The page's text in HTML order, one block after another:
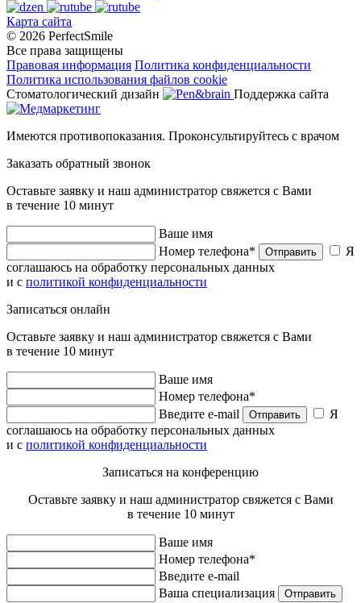
Карта сайта
© 2026 PerfectSmile
Все права защищены
Правовая информация Политика конфиденциальности
Политика использования файлов cookie
Стоматологический дизайн
Поддержка сайта
Имеются противопоказания. Проконсультируйтесь с врачом
Заказать обратный звонок
Оставьте заявку и наш администратор свяжется с Вами
в течение 10 минут
Ваше имя
Номер телефона*
Отправить
Я
соглашаюсь на обработку персональных данных
и с политикой конфиденциальности
Записаться онлайн
Оставьте заявку и наш администратор свяжется с Вами
в течение 10 минут
Ваше имя
Номер телефона*
Введите e-mail
Отправить
Я
соглашаюсь на обработку персональных данных
и с политикой конфиденциальности
Записаться на конференцию
Оставьте заявку и наш администратор свяжется с Вами
в течение 10 минут
Ваше имя
Номер телефона*
Введите e-mail
Ваша специализация
Отправить